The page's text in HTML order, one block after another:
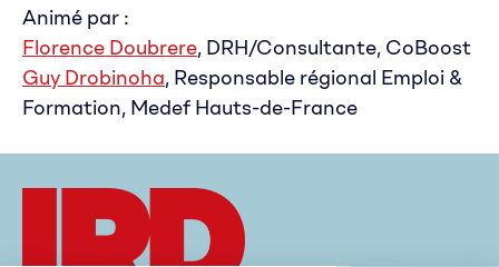
Animé par :
Florence Doubrere, DRH/Consultante, CoBoost
Guy Drobinoha, Responsable régional Emploi &
Formation, Medef Hauts-de-France